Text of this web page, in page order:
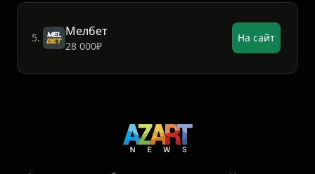
5. Мелбет
28 000₽
На сайт